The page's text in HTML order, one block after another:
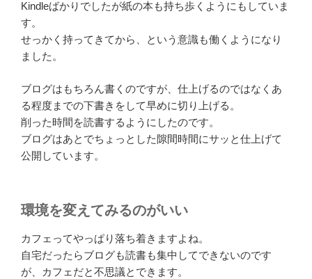
Kindleばかりでしたが紙の本も持ち歩くようにもしていま
す。
せっかく持ってきてから、という意識も働くようになり
ました。
ブログはもちろん書くのですが、仕上げるのではなくあ
る程度までの下書きをして早めに切り上げる。
削った時間を読書するようにしたのです。
ブログはあとでちょっとした隙間時間にサッと仕上げて
公開しています。
環境を変えてみるのがいい
カフェってやっぱり落ち着きますよね。
自宅だったらブログも読書も集中してできないのです
が、カフェだと不思議とできます。